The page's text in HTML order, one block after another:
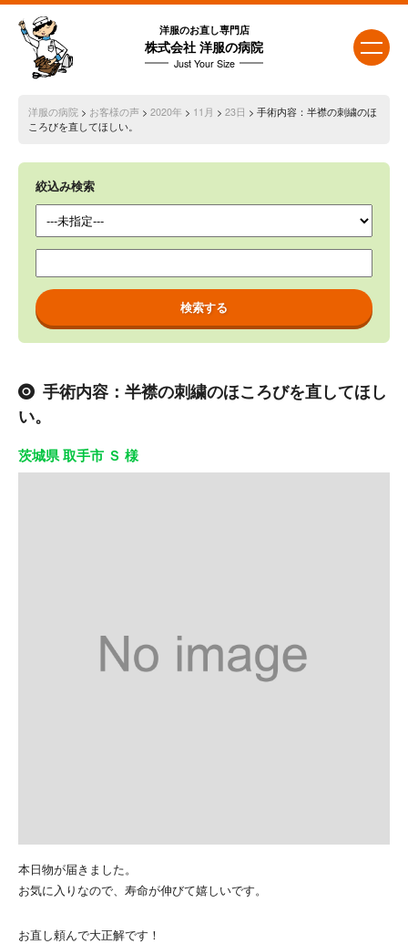
洋服のお直し専門店
株式会社 洋服の病院
Just Your Size
洋服の病院 > お客様の声> 2020年 > 11月 > 23日 > 手術内容：半襟の刺繍のほ
ころびを直してほしい。
絞込み検索
手術内容：半襟の刺繍のほころびを直してほし
い。
茨城県 取手市 Ｓ 様
本日物が届きました。
お気に入りなので、寿命が伸びて嬉しいです。
お直し頼んで大正解です！